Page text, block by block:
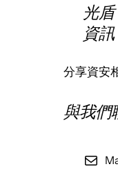
光盾
資訊
分享資安
與我們